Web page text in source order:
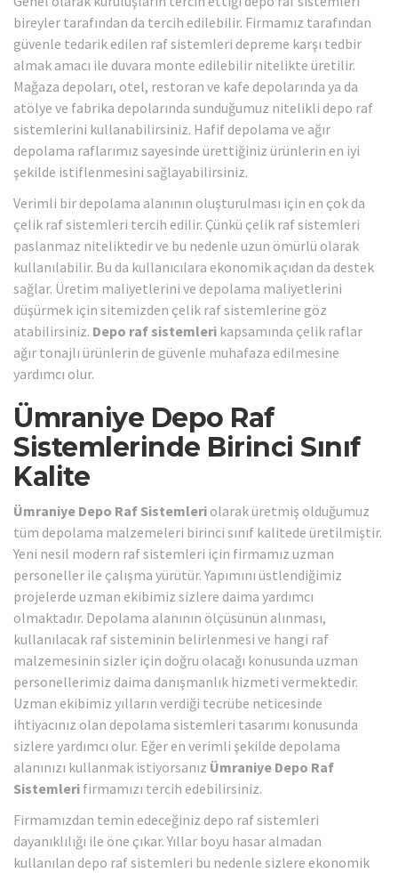
bireyler tarafından da tercih edilebilir. Firmamız tarafından
güvenle tedarik edilen raf sistemleri depreme karşı tedbir
almak amacı ile duvara monte edilebilir nitelikte üretilir.
Mağaza depoları, otel, restoran ve kafe depolarında ya da
atölye ve fabrika depolarında sunduğumuz nitelikli depo raf
sistemlerini kullanabilirsiniz. Hafif depolama ve ağır
depolama raflarımız sayesinde ürettiğiniz ürünlerin en iyi
şekilde istiflenmesini sağlayabilirsiniz.
Verimli bir depolama alanının oluşturulması için en çok da
çelik raf sistemleri tercih edilir. Çünkü çelik raf sistemleri
paslanmaz niteliktedir ve bu nedenle uzun ömürlü olarak
kullanılabilir. Bu da kullanıcılara ekonomik açıdan da destek
sağlar. Üretim maliyetlerini ve depolama maliyetlerini
düşürmek için sitemizden çelik raf sistemlerine göz
atabilirsiniz. Depo raf sistemleri kapsamında çelik raflar
ağır tonajlı ürünlerin de güvenle muhafaza edilmesine
yardımcı olur.
Ümraniye Depo Raf
Sistemlerinde Birinci Sınıf
Kalite
Ümraniye Depo Raf Sistemleri olarak üretmiş olduğumuz
tüm depolama malzemeleri birinci sınıf kalitede üretilmiştir.
Yeni nesil modern raf sistemleri için firmamız uzman
personeller ile çalışma yürütür. Yapımını üstlendiğimiz
projelerde uzman ekibimiz sizlere daima yardımcı
olmaktadır. Depolama alanının ölçüsünün alınması,
kullanılacak raf sisteminin belirlenmesi ve hangi raf
malzemesinin sizler için doğru olacağı konusunda uzman
personellerimiz daima danışmanlık hizmeti vermektedir.
Uzman ekibimiz yılların verdiği tecrübe neticesinde
ihtiyacınız olan depolama sistemleri tasarımı konusunda
sizlere yardımcı olur. Eğer en verimli şekilde depolama
alanınızı kullanmak istiyorsanız Ümraniye Depo Raf
Sistemleri firmamızı tercih edebilirsiniz.
Firmamızdan temin edeceğiniz depo raf sistemleri
dayanıklılığı ile öne çıkar. Yıllar boyu hasar almadan
kullanılan depo raf sistemleri bu nedenle sizlere ekonomik